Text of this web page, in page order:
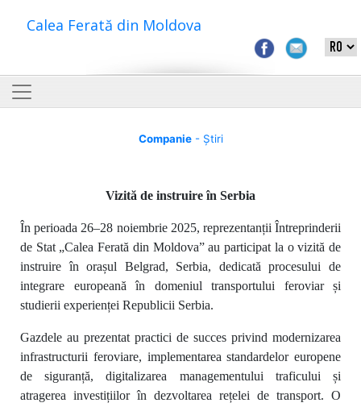
Calea Ferată din Moldova
Companie- Știri
Vizită de instruire în Serbia
În perioada 26–28 noiembrie 2025, reprezentanții Întreprinderii
de Stat „Calea Ferată din Moldova” au participat la o vizită de
instruire în orașul Belgrad, Serbia, dedicată procesului de
integrare europeană în domeniul transportului feroviar și
studierii experienței Republicii Serbia.
Gazdele au prezentat practici de succes privind modernizarea
infrastructurii feroviare, implementarea standardelor europene
de siguranță, digitalizarea managementului traficului și
atragerea investițiilor în dezvoltarea rețelei de transport. O